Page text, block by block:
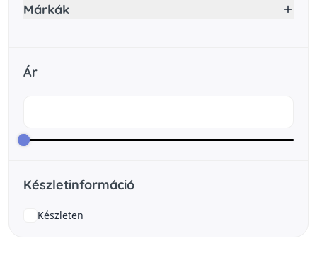
Márkák
Ár
Készletinformáció
Készleten